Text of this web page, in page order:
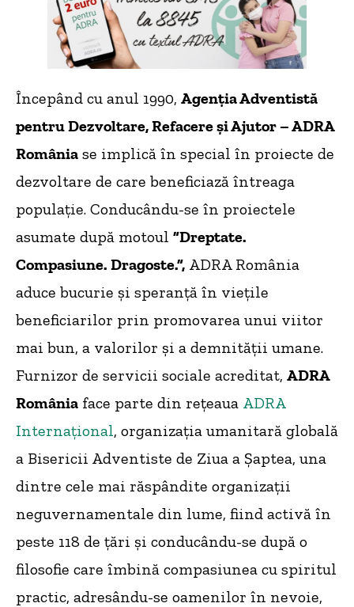
Începând cu anul 1990, Agenţia Adventistă
pentru Dezvoltare, Refacere şi Ajutor – ADRA
România se implică în special în proiecte de
dezvoltare de care beneficiază întreaga
populație. Conducându-se în proiectele
asumate după motoul ”Dreptate.
Compasiune. Dragoste.”, ADRA România
aduce bucurie și speranță în viețile
beneficiarilor prin promovarea unui viitor
mai bun, a valorilor și a demnității umane.
Furnizor de servicii sociale acreditat, ADRA
România face parte din rețeaua ADRA
Internațional, organizația umanitară globală
a Bisericii Adventiste de Ziua a Șaptea, una
dintre cele mai răspândite organizații
neguvernamentale din lume, fiind activă în
peste 118 de țări și conducându-se după o
filosofie care îmbină compasiunea cu spiritul
practic, adresându-se oamenilor în nevoie,